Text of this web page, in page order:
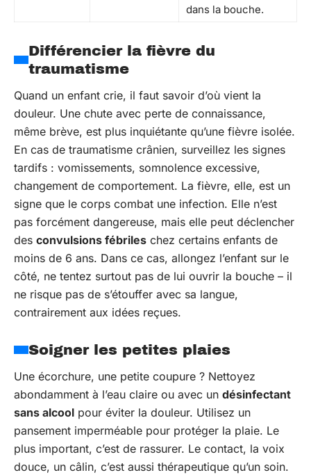
dans la bouche.
Différencier la fièvre du
traumatisme
Quand un enfant crie, il faut savoir d’où vient la
douleur. Une chute avec perte de connaissance,
même brève, est plus inquiétante qu’une fièvre isolée.
En cas de traumatisme crânien, surveillez les signes
tardifs : vomissements, somnolence excessive,
changement de comportement. La fièvre, elle, est un
signe que le corps combat une infection. Elle n’est
pas forcément dangereuse, mais elle peut déclencher
des convulsions fébriles chez certains enfants de
moins de 6 ans. Dans ce cas, allongez l’enfant sur le
côté, ne tentez surtout pas de lui ouvrir la bouche – il
ne risque pas de s’étouffer avec sa langue,
contrairement aux idées reçues.
Soigner les petites plaies
Une écorchure, une petite coupure ? Nettoyez
abondamment à l’eau claire ou avec un désinfectant
sans alcool pour éviter la douleur. Utilisez un
pansement imperméable pour protéger la plaie. Le
plus important, c’est de rassurer. Le contact, la voix
douce, un câlin, c’est aussi thérapeutique qu’un soin.